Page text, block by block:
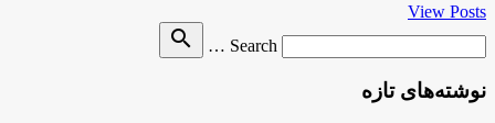
View Posts
Search …
search
نوشته‌های تازه